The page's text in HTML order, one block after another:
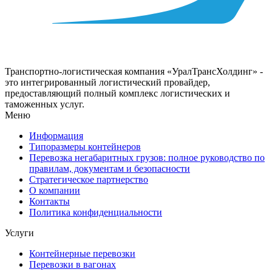
Транспортно-логистическая компания «УралТрансХолдинг» -
это интегрированный логистический провайдер,
предоставляющий полный комплекс логистических и
таможенных услуг.
Меню
Информация
Типоразмеры контейнеров
Перевозка негабаритных грузов: полное руководство по
правилам, документам и безопасности
Стратегическое партнерство
О компании
Контакты
Политика конфиденциальности
Услуги
Контейнерные перевозки
Перевозки в вагонах